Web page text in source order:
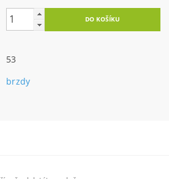
53
brzdy